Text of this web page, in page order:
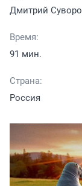
Дмитрий
Время:
91 мин.
Страна:
Россия